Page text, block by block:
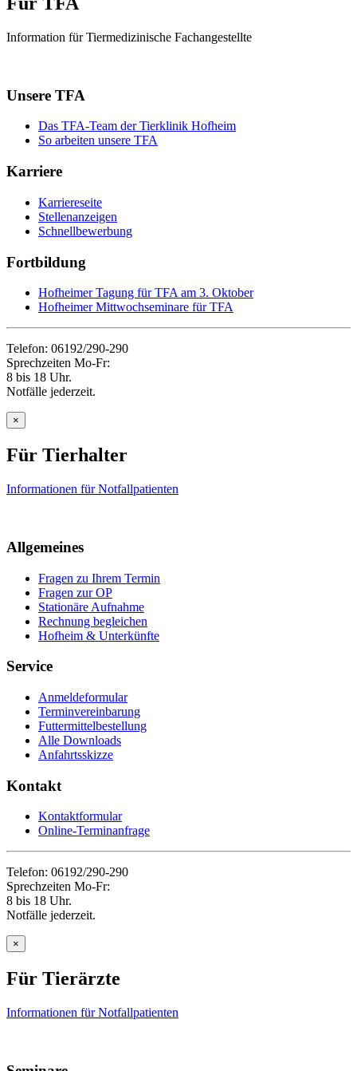
Information für Tiermedizinische Fachangestellte
Unsere TFA
Das TFA-Team der Tierklinik Hofheim
So arbeiten unsere TFA
Karriere
Karriereseite
Stellenanzeigen
Schnellbewerbung
Fortbildung
Hofheimer Tagung für TFA am 3. Oktober
Hofheimer Mittwochseminare für TFA
Telefon: 06192/290-290
Sprechzeiten Mo-Fr:
8 bis 18 Uhr.
Notfälle jederzeit.
×
Für Tierhalter
Informationen für Notfallpatienten
Allgemeines
Fragen zu Ihrem Termin
Fragen zur OP
Stationäre Aufnahme
Rechnung begleichen
Hofheim & Unterkünfte
Service
Anmeldeformular
Terminvereinbarung
Futtermittelbestellung
Alle Downloads
Anfahrtsskizze
Kontakt
Kontaktformular
Online-Terminanfrage
Telefon: 06192/290-290
Sprechzeiten Mo-Fr:
8 bis 18 Uhr.
Notfälle jederzeit.
×
Für Tierärzte
Informationen für Notfallpatienten